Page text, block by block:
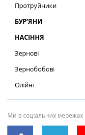
Протруйники
БУР’ЯНИ
НАСІННЯ
Зернові
Зернобобові
Олійні
Ми в соціальних мережах